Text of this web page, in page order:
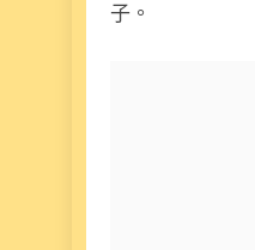
子。